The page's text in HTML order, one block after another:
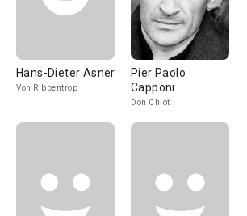
Hans-Dieter Asner
Von Ribbentrop
Pier Paolo
Capponi
Don Chiot